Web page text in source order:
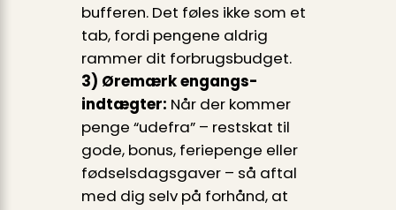
bufferen. Det føles ikke som et
tab, fordi pengene aldrig
rammer dit forbrugs­budget.
3) Øremærk engangs­
indtægter: Når der kommer
penge “udefra” – restskat til
gode, bonus, feriepenge eller
fødselsdags­gaver – så aftal
med dig selv på forhånd, at